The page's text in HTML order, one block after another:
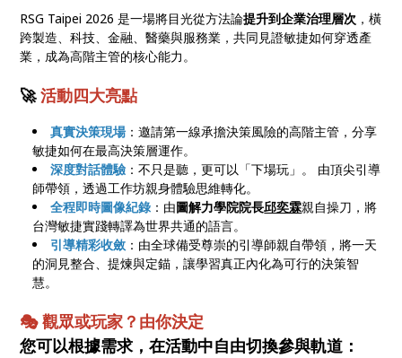
RSG Taipei 2026 是一場將目光從方法論提升到企業治理層次 ，橫
跨製造、科技、金融、醫藥與服務業，共同見證敏捷如何穿透產
業，成為高階主管的核心能力。
🚀活動四大亮點
真實決策現場：邀請第一線承擔決策風險的高階主管，分享
敏捷如何在最高決策層運作。
深度對話體驗 ：不只是聽，更可以「下場玩」。 由頂尖引導
師帶領，透過工作坊親身體驗思維轉化。
全程即時圖像紀錄 ：由圖解力學院院長邱奕霖親自操刀，將
台灣敏捷實踐轉譯為世界共通的語言。
引導精彩收斂 ：由全球備受尊崇的引導師親自帶領，將一天
的洞見整合、提煉與定錨，讓學習真正內化為可行的決策智
慧。
🎭 觀眾或玩家？由你決定
您可以根據需求，在活動中自由切換參與軌道：